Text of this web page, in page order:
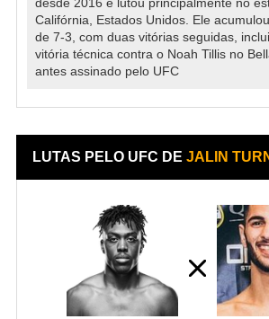
Califórnia, Estados Unidos. Ele
de 7-3, com duas vitórias seguidas,
vitória técnica contra o Noah Tillis no
antes assinado pelo UFC
LUTAS PELO UFC DEJALIN